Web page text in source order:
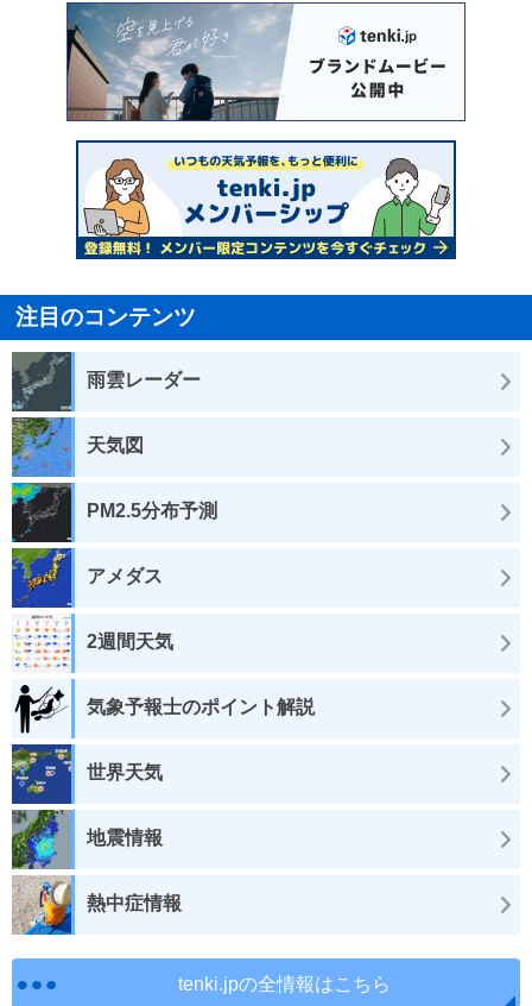
注目のコンテンツ
雨雲レーダー
天気図
PM2.5分布予測
アメダス
2週間天気
気象予報士のポイント解説
世界天気
地震情報
熱中症情報
tenki.jpの全情報はこちら